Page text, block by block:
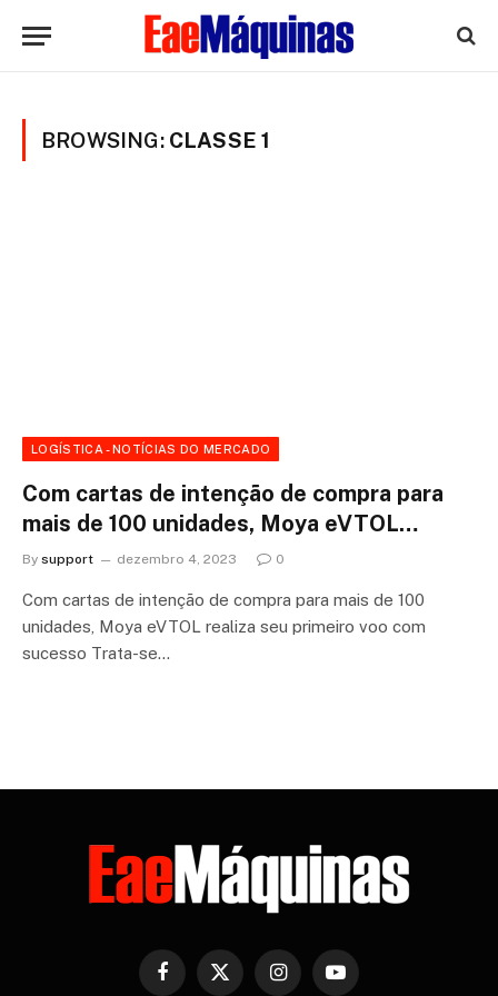
BROWSING: CLASSE 1
LOGÍSTICA - NOTÍCIAS DO MERCADO
Com cartas de intenção de compra para
mais de 100 unidades, Moya eVTOL…
By support dezembro 4, 2023 0
Com cartas de intenção de compra para mais de 100
unidades, Moya eVTOL realiza seu primeiro voo com
sucesso Trata-se…
Facebook
X
InstagramYouTube